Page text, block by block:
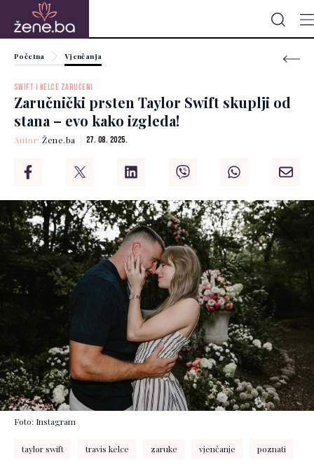
Početna Vjenčanja
SWIFT I KELCE ZARUČENI
Zaručnički prsten Taylor Swift skuplji od
stana – evo kako izgleda!
Autor:Žene.ba 27. 08. 2025.
Foto: Instagram
taylor swift travis kelce zaruke vjenčanje poznati